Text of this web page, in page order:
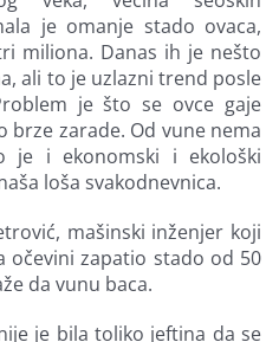
je omanje stado ovaca,
miliona. Danas ih je nešto
ali to je uzlazni trend posle
je što se ovce gaje
brze zarade. Od vune nema
je i ekonomski i ekološki
loša svakodnevnica.
mašinski inženjer koji
očevini zapatio stado od 50
da vunu baca.
je bila toliko jeftina da se